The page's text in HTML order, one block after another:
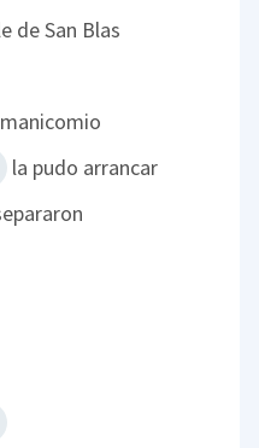
de San Blas
la pudo arrancar